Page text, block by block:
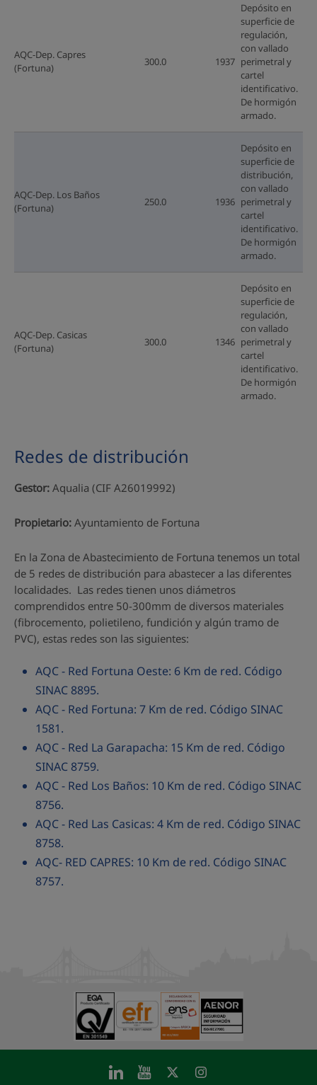
AQC-Dep. Capres
(Fortuna)
300.0 1937
Depósito en
superficie de
regulación,
con vallado
perimetral y
cartel
identificativo.
De hormigón
armado.
AQC-Dep. Los Baños
(Fortuna)
250.0 1936
Depósito en
superficie de
distribución,
con vallado
perimetral y
cartel
identificativo.
De hormigón
armado.
AQC-Dep. Casicas
(Fortuna)
300.0 1346
Depósito en
superficie de
regulación,
con vallado
perimetral y
cartel
identificativo.
De hormigón
armado.
Redes de distribución
Gestor: Aqualia (CIF A26019992)
Propietario: Ayuntamiento de Fortuna
En la Zona de Abastecimiento de Fortuna tenemos un total
de 5 redes de distribución para abastecer a las diferentes
localidades. Las redes tienen unos diámetros
comprendidos entre 50-300mm de diversos materiales
(fibrocemento, polietileno, fundición y algún tramo de
PVC), estas redes son las siguientes:
AQC - Red Fortuna Oeste: 6 Km de red. Código
SINAC 8895.
AQC - Red Fortuna: 7 Km de red. Código SINAC
1581.
AQC - Red La Garapacha: 15 Km de red. Código
SINAC 8759.
AQC - Red Los Baños: 10 Km de red. Código SINAC
8756.
AQC - Red Las Casicas: 4 Km de red. Código SINAC
8758.
AQC- RED CAPRES: 10 Km de red. Código SINAC
8757.